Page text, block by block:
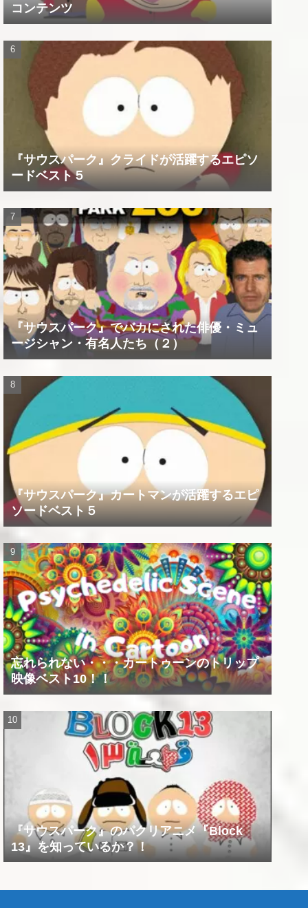
コンテンツ
『サウスパーク』クライドが活躍するエピソ
ードベスト５
『サウスパーク』でバカにされた俳優・ミュ
ージシャン・有名人たち（２）
『サウスパーク』カートマンが活躍するエピ
ソードベスト５
忘れられない・・・カートゥーンのトリップ
映像ベスト10！！
『サウスパーク』のパクリアニメ『Block
13』を知っているか？！